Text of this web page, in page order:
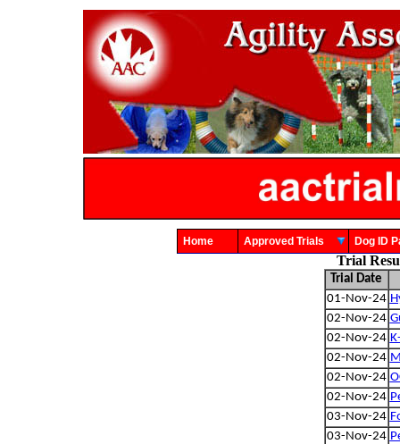
Home Approved Trials Dog
Trial
Trial Date
01-Nov-24
02-Nov-24
02-Nov-24
02-Nov-24
02-Nov-24
02-Nov-24
03-Nov-24
03-Nov-24